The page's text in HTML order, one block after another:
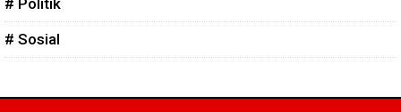
# Sosial